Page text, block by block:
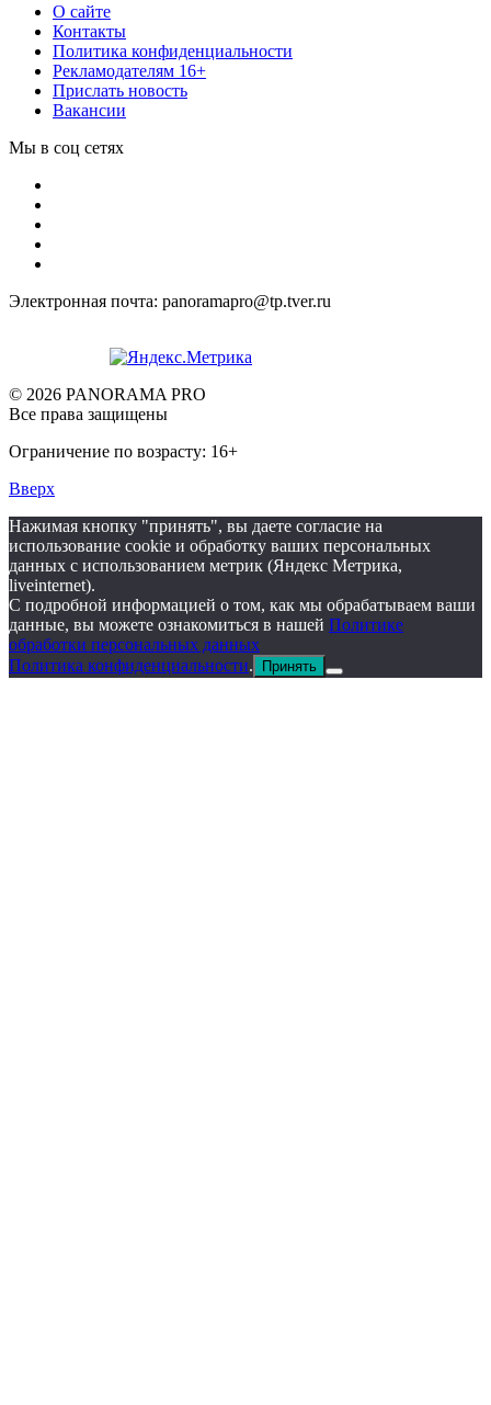
О сайте
Контакты
Политика конфиденциальности
Рекламодателям 16+
Прислать новость
Вакансии
Мы в соц сетях
Электронная почта: panoramapro@tp.tver.ru
© 2026 PANORAMA PRO
Все права защищены
Ограничение по возрасту: 16+
Вверх
Нажимая кнопку "принять", вы даете согласие на
использование cookie и обработку ваших персональных
данных с использованием метрик (Яндекс Метрика,
liveinternet).
С подробной информацией о том, как мы обрабатываем ваши
данные, вы можете ознакомиться в нашей Политике
обработки персональных данных
Политика конфиденциальности. Принять